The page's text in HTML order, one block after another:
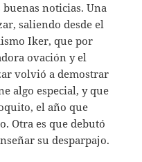
noticias. Una
saliendo desde el
Iker, que por
ovación y el
volvió a demostrar
algo especial, y que
el año que
Otra es que debutó
su desparpajo.